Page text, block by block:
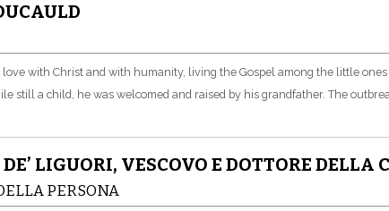
with Christ and with humanity, living the Gospel among the little
still a child, he was welcomed and raised by his grandfather. The
LIGUORI, VESCOVO E DOTTORE DELLA
PERSONA